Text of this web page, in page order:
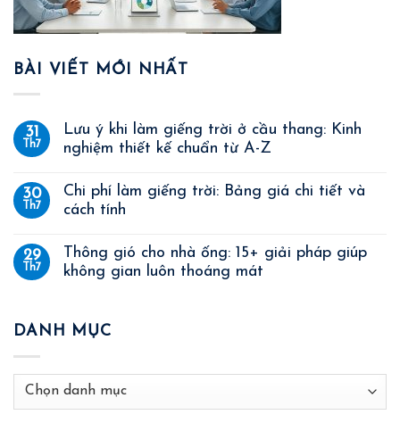
BÀI VIẾT MỚI NHẤT
31
Th7
Lưu ý khi làm giếng trời ở cầu thang: Kinh
nghiệm thiết kế chuẩn từ A-Z
30
Th7
Chi phí làm giếng trời: Bảng giá chi tiết và
cách tính
29
Th7
Thông gió cho nhà ống: 15+ giải pháp giúp
không gian luôn thoáng mát
DANH MỤC
Danh
mục